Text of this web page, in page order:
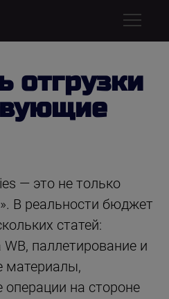
отгрузки
— это не только
В реальности бюджет
статей:
паллетирование и
материалы,
на стороне